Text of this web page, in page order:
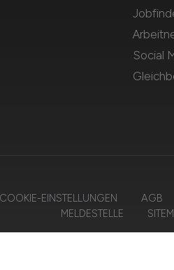
Social
COOKIE-EINSTELLUNGEN AGB
MELDESTELLE